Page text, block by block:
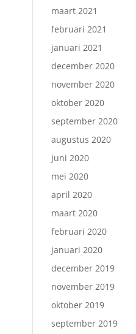
maart 2021
februari 2021
januari 2021
december 2020
november 2020
oktober 2020
september 2020
augustus 2020
juni 2020
mei 2020
april 2020
maart 2020
februari 2020
januari 2020
december 2019
november 2019
oktober 2019
september 2019